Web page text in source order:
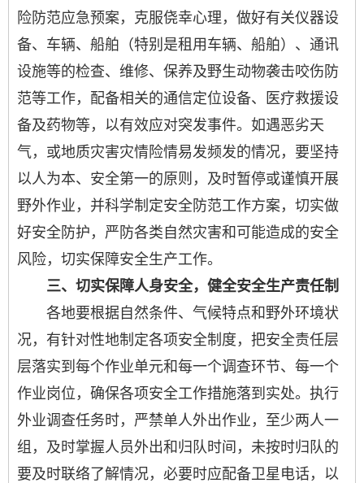
险防范应急预案，克服侥幸心理，做好有关仪器设
备、车辆、船舶（特别是租用车辆、船舶）、通讯
设施等的检查、维修、保养及野生动物袭击咬伤防
范等工作，配备相关的通信定位设备、医疗救援设
备及药物等，以有效应对突发事件。如遇恶劣天
气，或地质灾害灾情险情易发频发的情况，要坚持
以人为本、安全第一的原则，及时暂停或谨慎开展
野外作业，并科学制定安全防范工作方案，切实做
好安全防护，严防各类自然灾害和可能造成的安全
风险，切实保障安全生产工作。
三、切实保障人身安全，健全安全生产责任制
各地要根据自然条件、气候特点和野外环境状
况，有针对性地制定各项安全制度，把安全责任层
层落实到每个作业单元和每一个调查环节、每一个
作业岗位，确保各项安全工作措施落到实处。执行
外业调查任务时，严禁单人外出作业，至少两人一
组，及时掌握人员外出和归队时间，未按时归队的
要及时联络了解情况，必要时应配备卫星电话，以